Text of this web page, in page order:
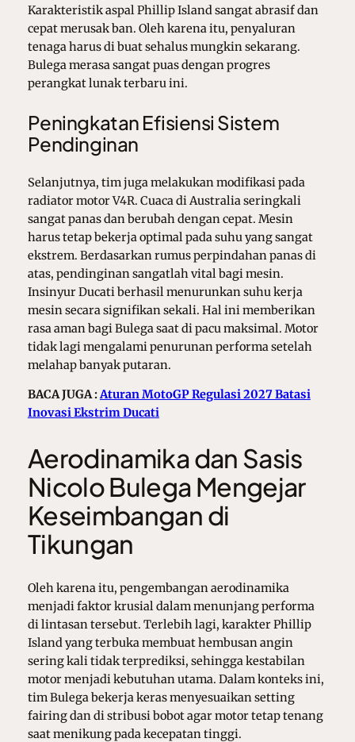
Karakteristik aspal Phillip Island sangat abrasif dan
cepat merusak ban. Oleh karena itu, penyaluran
tenaga harus di buat sehalus mungkin sekarang.
Bulega merasa sangat puas dengan progres
perangkat lunak terbaru ini.
Peningkatan Efisiensi Sistem
Pendinginan
Selanjutnya, tim juga melakukan modifikasi pada
radiator motor V4R. Cuaca di Australia seringkali
sangat panas dan berubah dengan cepat. Mesin
harus tetap bekerja optimal pada suhu yang sangat
ekstrem. Berdasarkan rumus perpindahan panas di
atas, pendinginan sangatlah vital bagi mesin.
Insinyur Ducati berhasil menurunkan suhu kerja
mesin secara signifikan sekali. Hal ini memberikan
rasa aman bagi Bulega saat di pacu maksimal. Motor
tidak lagi mengalami penurunan performa setelah
melahap banyak putaran.
BACA JUGA :Aturan MotoGP Regulasi 2027 Batasi
Inovasi Ekstrim Ducati
Aerodinamika dan Sasis
Nicolo Bulega Mengejar
Keseimbangan di
Tikungan
Oleh karena itu, pengembangan aerodinamika
menjadi faktor krusial dalam menunjang performa
di lintasan tersebut. Terlebih lagi, karakter Phillip
Island yang terbuka membuat hembusan angin
sering kali tidak terprediksi, sehingga kestabilan
motor menjadi kebutuhan utama. Dalam konteks ini,
tim Bulega bekerja keras menyesuaikan setting
fairing dan di stribusi bobot agar motor tetap tenang
saat menikung pada kecepatan tinggi.